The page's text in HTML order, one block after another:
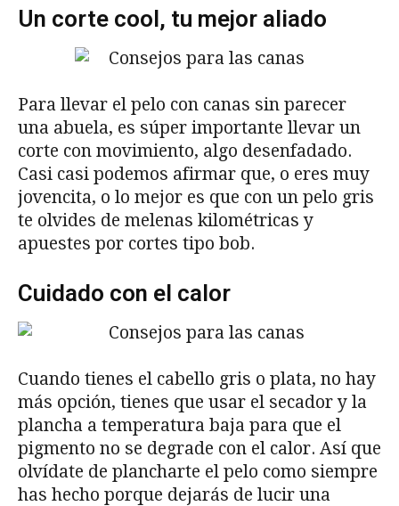
Un corte cool, tu mejor aliado
Para llevar el pelo con canas sin parecer
una abuela, es súper importante llevar un
corte con movimiento, algo desenfadado.
Casi casi podemos afirmar que, o eres muy
jovencita, o lo mejor es que con un pelo gris
te olvides de melenas kilométricas y
apuestes por cortes tipo bob.
Cuidado con el calor
Cuando tienes el cabello gris o plata, no hay
más opción, tienes que usar el secador y la
plancha a temperatura baja para que el
pigmento no se degrade con el calor. Así que
olvídate de plancharte el pelo como siempre
has hecho porque dejarás de lucir una